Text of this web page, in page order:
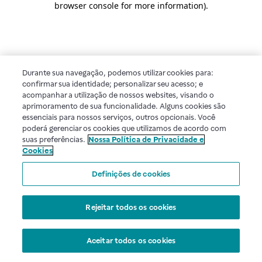
browser console for more information).
Durante sua navegação, podemos utilizar cookies para:
confirmar sua identidade; personalizar seu acesso; e
acompanhar a utilização de nossos websites, visando o
aprimoramento de sua funcionalidade. Alguns cookies são
essenciais para nossos serviços, outros opcionais. Você
poderá gerenciar os cookies que utilizamos de acordo com
suas preferências. Nossa Política de Privacidade e
Cookies
Definições de cookies
Rejeitar todos os cookies
Aceitar todos os cookies